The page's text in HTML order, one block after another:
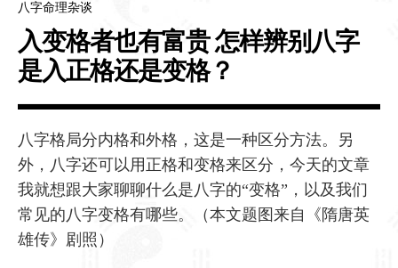
八字命理杂谈
入变格者也有富贵 怎样辨别八字
是入正格还是变格？
八字格局分内格和外格，这是一种区分方法。另
外，八字还可以用正格和变格来区分，今天的文章
我就想跟大家聊聊什么是八字的“变格”，以及我们
常见的八字变格有哪些。（本文题图来自《隋唐英
雄传》剧照）